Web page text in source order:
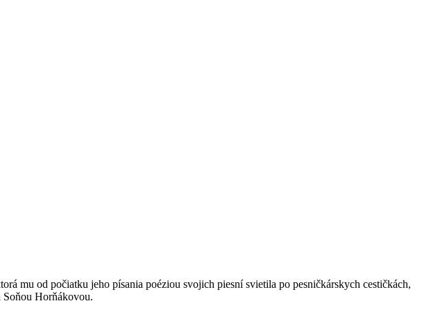
mu od počiatku jeho písania poéziou svojich piesní svietila po pesničkárskych cestičkách,
Soňou Horňákovou.